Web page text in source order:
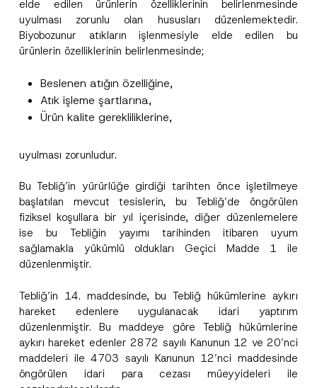
elde edilen ürünlerin özelliklerinin belirlenmesinde
uyulması zorunlu olan hususları düzenlemektedir.
Biyobozunur atıkların işlenmesiyle elde edilen bu
ürünlerin özelliklerinin belirlenmesinde;
Beslenen atığın özelliğine,
Atık işleme şartlarına,
Ürün kalite gerekliliklerine,
uyulması zorunludur.
Bu Tebliğ’in yürürlüğe girdiği tarihten önce işletilmeye
başlatılan mevcut tesislerin, bu Tebliğ’de öngörülen
fiziksel koşullara bir yıl içerisinde, diğer düzenlemelere
ise bu Tebliğin yayımı tarihinden itibaren uyum
sağlamakla yükümlü oldukları Geçici Madde 1 ile
düzenlenmiştir.
Tebliğ’in 14. maddesinde, bu Tebliğ hükümlerine aykırı
hareket edenlere uygulanacak idari yaptırım
düzenlenmiştir. Bu maddeye göre Tebliğ hükümlerine
aykırı hareket edenler 2872 sayılı Kanunun 12 ve 20’nci
maddeleri ile 4703 sayılı Kanunun 12’nci maddesinde
öngörülen idari para cezası müeyyideleri ile
v
c
y
t
c
e
anladım.
A
p
p
v
*
Bu iletişim formunu göndererek,aydınlatma
metni nde açıklanan şekilde kişisel verilerimin
işlenmesine izin veriyorum.
GÖNDER